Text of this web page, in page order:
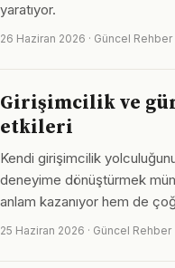
yaratıyor.
26 Haziran 2026 · Güncel Rehber
Girişimcilik ve
etkileri
Kendi girişimcilik
deneyime dönüştürmek
anlam kazanıyor hem de
25 Haziran 2026 · Güncel Rehber